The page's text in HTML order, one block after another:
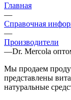
Главная
—
Справочная
—
Производители
—Dr. Mercola
Мы продаем
представлены
натуральные